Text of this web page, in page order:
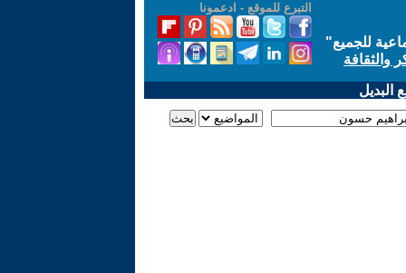
التبرع للموقع - ادعمونا
للجميع"
والثقافة
البديل